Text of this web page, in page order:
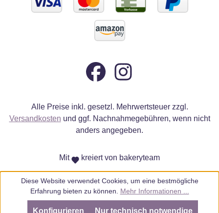
Alle Preise inkl. gesetzl. Mehrwertsteuer zzgl.
Versandkosten und ggf. Nachnahmegebühren, wenn nicht
anders angegeben.
Mit kreiert von bakeryteam
Diese Website verwendet Cookies, um eine bestmögliche
Erfahrung bieten zu können. Mehr Informationen ...
Nur technisch notwendige
Konfigurieren